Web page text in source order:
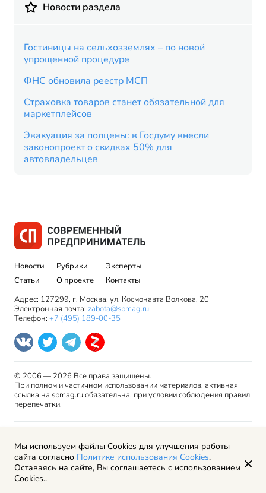
Новости раздела
Гостиницы на сельхозземлях – по новой
упрощенной процедуре
ФНС обновила реестр МСП
Страховка товаров станет обязательной для
маркетплейсов
Эвакуация за полцены: в Госдуму внесли
законопроект о скидках 50% для
автовладельцев
Новости
Статьи
Рубрики
О проекте
Эксперты
Контакты
Адрес: 127299, г. Москва, ул. Космонавта Волкова, 20
Электронная почта: zabota@spmag.ru
Телефон: +7 (495) 189-00-35
© 2006 — 2026 Все права защищены.
При полном и частичном использовании материалов, активная
ссылка на spmag.ru обязательна, при условии соблюдения правил
перепечатки.
права
Пользовательское соглашение
Политика обработки персональных данных
Рекламодателям
Мы используем файлы Cookies для улучшения работы
сайта согласно Политике использования Cookies.
Оставаясь на сайте, Вы соглашаетесь с использованием
Cookies..